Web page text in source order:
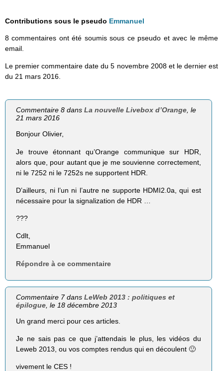
Contributions sous le pseudo Emmanuel
8 commentaires ont été soumis sous ce pseudo et avec le même
email.
Le premier commentaire date du 5 novembre 2008 et le dernier est
du 21 mars 2016.
Commentaire 8 dansLa nouvelle Livebox d’Orange, le
21 mars 2016
Bonjour Olivier,
Je trouve étonnant qu’Orange communique sur HDR,
alors que, pour autant que je me souvienne correctement,
ni le 7252 ni le 7252s ne supportent HDR.
D’ailleurs, ni l’un ni l’autre ne supporte HDMI2.0a, qui est
nécessaire pour la signalization de HDR …
???
Cdlt,
Emmanuel
Répondre à ce commentaire
Commentaire 7 dansLeWeb 2013 : politiques et
épilogue , le 18 décembre 2013
Un grand merci pour ces articles.
Je ne sais pas ce que j’attendais le plus, les vidéos du
Leweb 2013, ou vos comptes rendus qui en découlent 🙂
vivement le CES !